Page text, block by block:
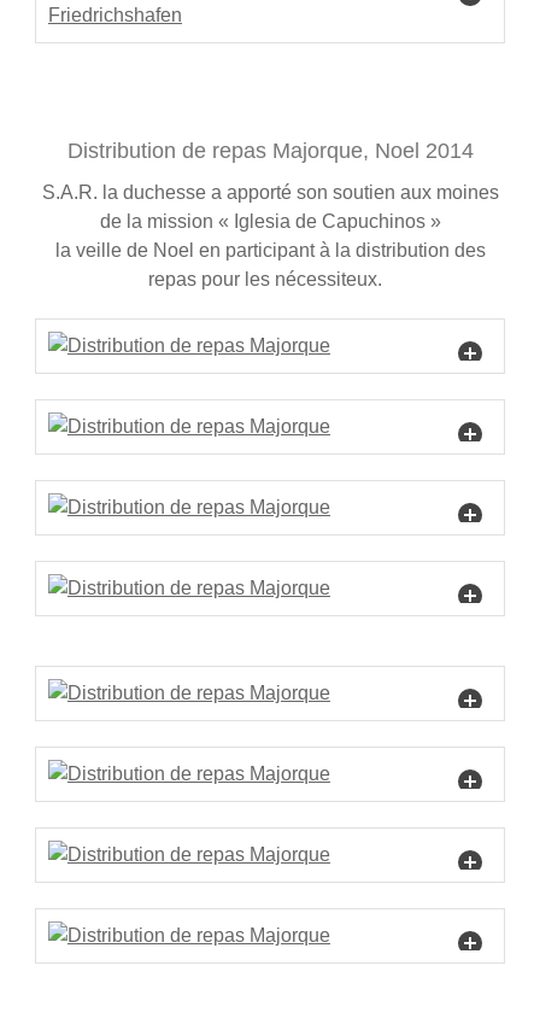
Distribution de repas Majorque, Noel 2014
S.A.R. la duchesse a apporté son soutien aux moines
de la mission « Iglesia de Capuchinos »
la veille de Noel en participant à la distribution des
repas pour les nécessiteux.